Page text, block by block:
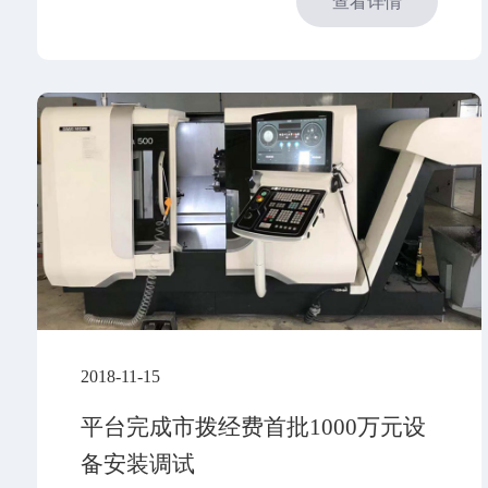
2018-11-15
平台完成市拨经费首批1000万元设
备安装调试